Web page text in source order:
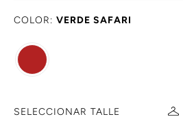
COLOR: VERDE SAFARI
SELECCIONAR TALLE